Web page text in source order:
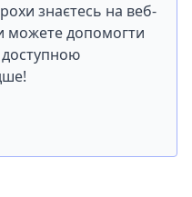
знаєтесь на веб-
можете допомогти